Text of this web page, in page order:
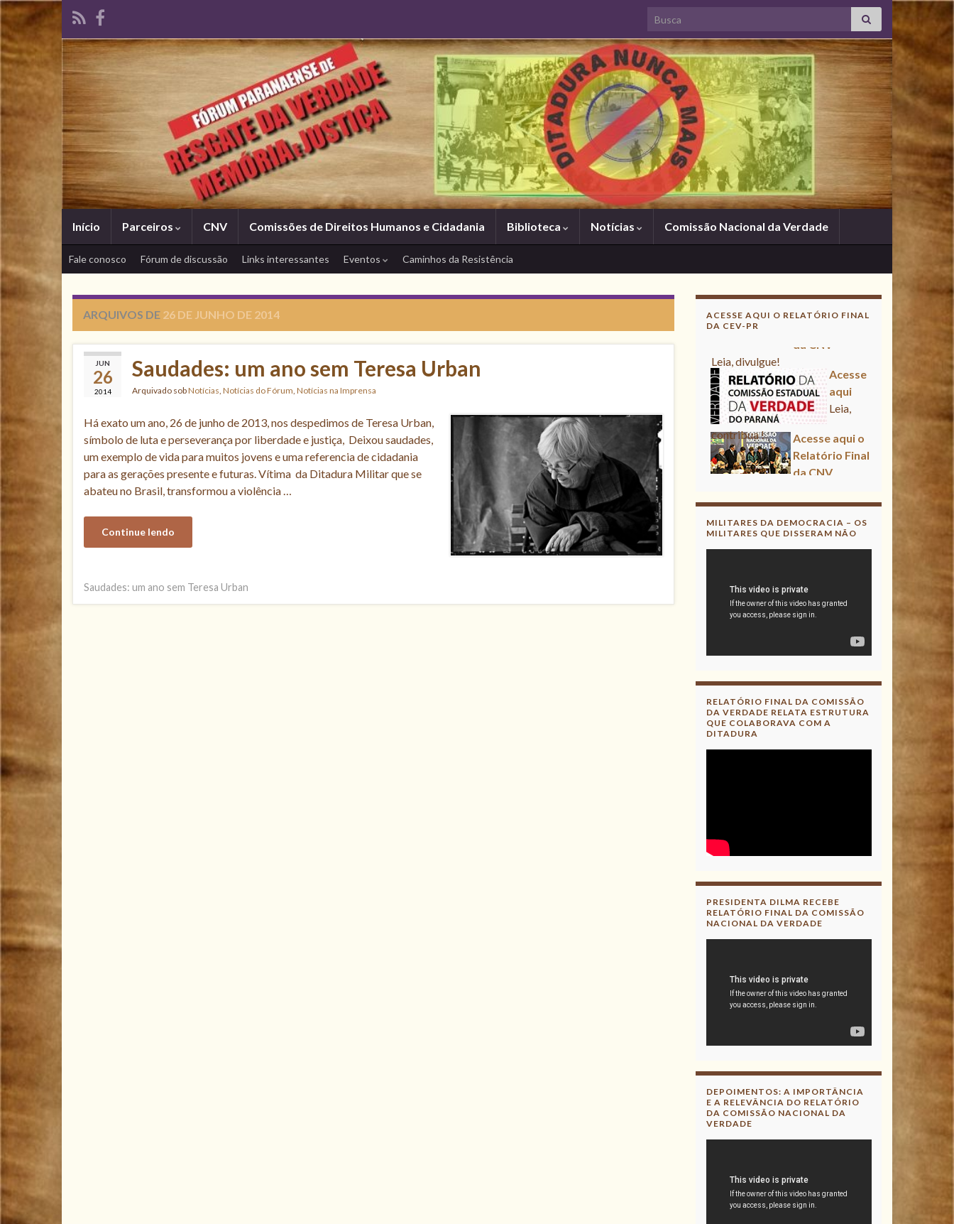
Search for:
Início Parceiros CNV Comissões de Direitos Humanos e Cidadania Biblioteca Notícias Comissão Nacional da Verdade
Fale conosco Fórum de discussão Links interessantes Eventos Caminhos da Resistência
ARQUIVOS DE 26 DE JUNHO DE 2014
JUN
26
2014
Saudades: um ano sem Teresa Urban
Arquivado sobNotícias, Notícias do Fórum, Notícias na Imprensa
Há exato um ano, 26 de junho de 2013, nos despedimos de Teresa Urban,
símbolo de luta e perseverança por liberdade e justiça, Deixou saudades,
um exemplo de vida para muitos jovens e uma referencia de cidadania
para as gerações presente e futuras. Vítima da Ditadura Militar que se
abateu no Brasil, transformou a violência …
Continue lendo
Saudades: um ano sem Teresa Urban
ACESSE AQUI O RELATÓRIO FINAL
DA CEV-PR
Acesse aqui
Leia, contribua !
Acesse aqui o Relatório Final
da CNV
Leia, divulgue!
Leia, contribua !
MILITARES DA DEMOCRACIA – OS
MILITARES QUE DISSERAM NÃO
RELATÓRIO FINAL DA COMISSÃO
DA VERDADE RELATA ESTRUTURA
QUE COLABORAVA COM A
DITADURA
PRESIDENTA DILMA RECEBE
RELATÓRIO FINAL DA COMISSÃO
NACIONAL DA VERDADE
DEPOIMENTOS: A IMPORTÂNCIA
E A RELEVÂNCIA DO RELATÓRIO
DA COMISSÃO NACIONAL DA
VERDADE